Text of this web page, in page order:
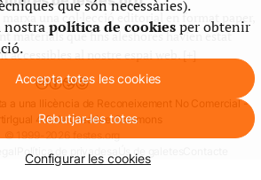
marxa una col·lecció editorial en format paper,
materials que fins aleshores havien estat
accessibles al nostre espai web. [+]
a una llicència de Reconeixement No Comercial -
4.0 de Creative Commons
© 1999-2026 festes.org
Política de privadesa Ús de galetes
que són necessàries).
nostrapolítica de cookiesper obtenir
Accepta totes les cookies
Rebutjar-les totes
Configurar les cookies